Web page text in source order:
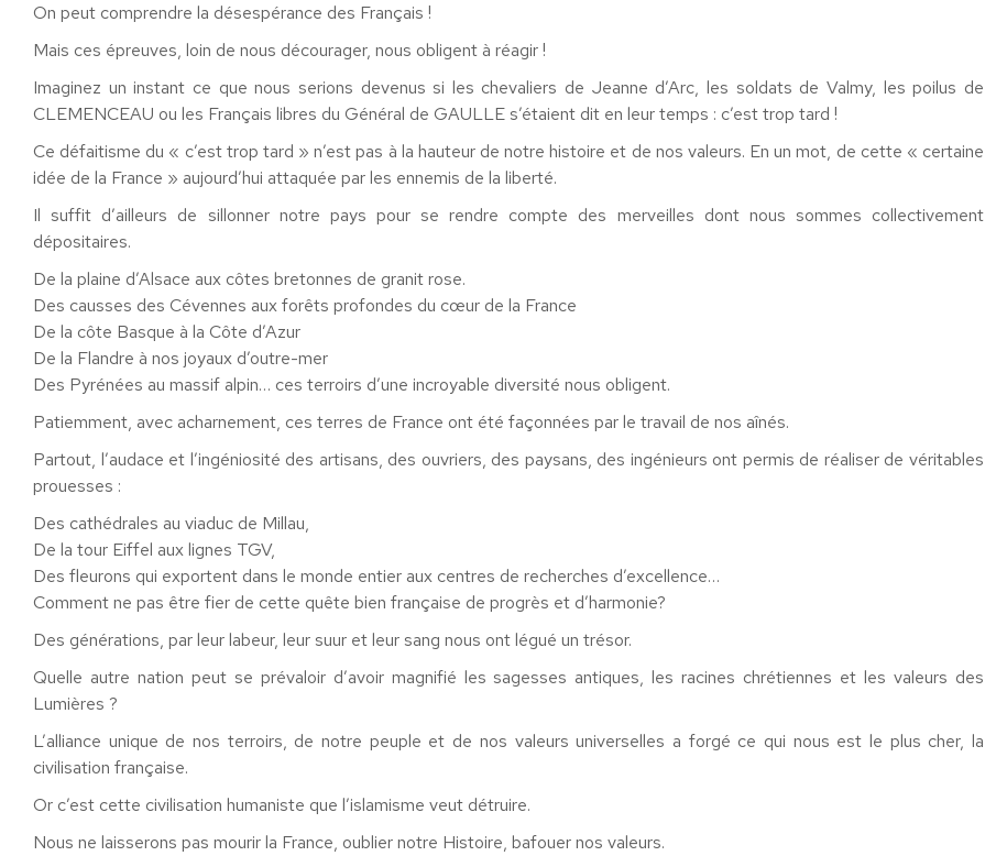
On peut comprendre la désespérance des Français !
Mais ces épreuves, loin de nous décourager, nous obligent à réagir !
Imaginez un instant ce que nous serions devenus si les chevaliers de Jeanne d’Arc, les soldats de Valmy, les poilus de
CLEMENCEAU ou les Français libres du Général de GAULLE s’étaient dit en leur temps : c’est trop tard !
Ce défaitisme du « c’est trop tard » n’est pas à la hauteur de notre histoire et de nos valeurs. En un mot, de cette « certaine
idée de la France » aujourd’hui attaquée par les ennemis de la liberté.
Il suffit d’ailleurs de sillonner notre pays pour se rendre compte des merveilles dont nous sommes collectivement
dépositaires.
De la plaine d’Alsace aux côtes bretonnes de granit rose.
Des causses des Cévennes aux forêts profondes du cœur de la France
De la côte Basque à la Côte d’Azur
De la Flandre à nos joyaux d’outre-mer
Des Pyrénées au massif alpin… ces terroirs d’une incroyable diversité nous obligent.
Patiemment, avec acharnement, ces terres de France ont été façonnées par le travail de nos aînés.
Partout, l’audace et l’ingéniosité des artisans, des ouvriers, des paysans, des ingénieurs ont permis de réaliser de véritables
prouesses :
Des cathédrales au viaduc de Millau,
De la tour Eiffel aux lignes TGV,
Des fleurons qui exportent dans le monde entier aux centres de recherches d’excellence…
Comment ne pas être fier de cette quête bien française de progrès et d’harmonie?
Des générations, par leur labeur, leur suur et leur sang nous ont légué un trésor.
Quelle autre nation peut se prévaloir d’avoir magnifié les sagesses antiques, les racines chrétiennes et les valeurs des
Lumières ?
L’alliance unique de nos terroirs, de notre peuple et de nos valeurs universelles a forgé ce qui nous est le plus cher, la
civilisation française.
Or c’est cette civilisation humaniste que l’islamisme veut détruire.
Nous ne laisserons pas mourir la France, oublier notre Histoire, bafouer nos valeurs.